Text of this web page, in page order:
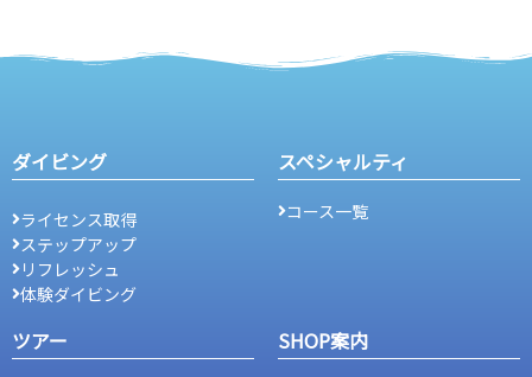
ダイビング
ライセンス取得
ステップアップ
リフレッシュ
体験ダイビング
スペシャルティ
コース一覧
ツアー SHOP案内